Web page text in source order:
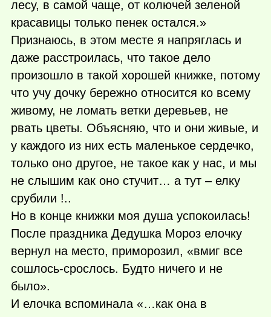
лесу, в самой чаще, от колючей зеленой
красавицы только пенек остался.»
Признаюсь, в этом месте я напряглась и
даже расстроилась, что такое дело
произошло в такой хорошей книжке, потому
что учу дочку бережно относится ко всему
живому, не ломать ветки деревьев, не
рвать цветы. Объясняю, что и они живые, и
у каждого из них есть маленькое сердечко,
только оно другое, не такое как у нас, и мы
не слышим как оно стучит… а тут – елку
срубили !..
Но в конце книжки моя душа успокоилась!
После праздника Дедушка Мороз елочку
вернул на место, приморозил, «вмиг все
сошлось-срослось. Будто ничего и не
было».
И елочка вспоминала «…как она в